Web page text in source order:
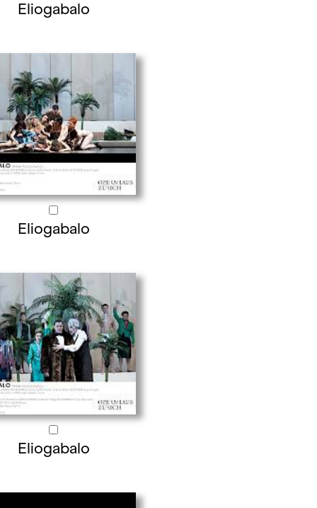
Eliogabalo
Eliogabalo
Eliogabalo